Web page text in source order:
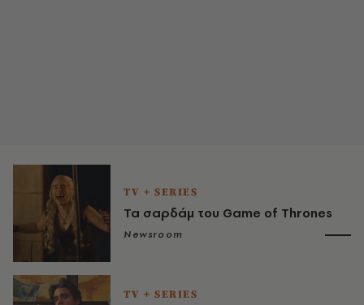
TV + SERIES
Τα σαρδάμ του Game of Thrones
Newsroom
TV + SERIES